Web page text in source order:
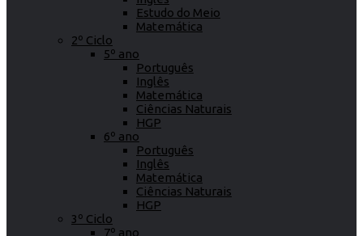
Estudo do Meio
Matemática
2º Ciclo
5º ano
Português
Inglês
Matemática
Ciências Naturais
HGP
6º ano
Português
Inglês
Matemática
Ciências Naturais
HGP
3º Ciclo
7º ano